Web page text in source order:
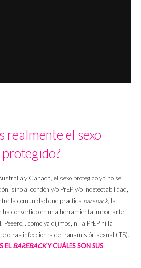
realmente el sexo
protegido?
y Canadá, el sexo protegido ya no se
sino al condón y/o PrEP y/o indetectabilidad,
la comunidad que practica bareback, la
ha convertido en una herramienta importante
Peeero… como ya dijimos, ni la PrEP ni la
otras infecciones de transmisión sexual (ITS).
ELBAREBACKY CUÁLES SON SUS